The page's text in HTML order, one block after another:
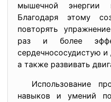
мышечной энергии
Благодаря этому
повторять
раз и более
сердечнососудистую
а также развивать
Использование
навыков и умений